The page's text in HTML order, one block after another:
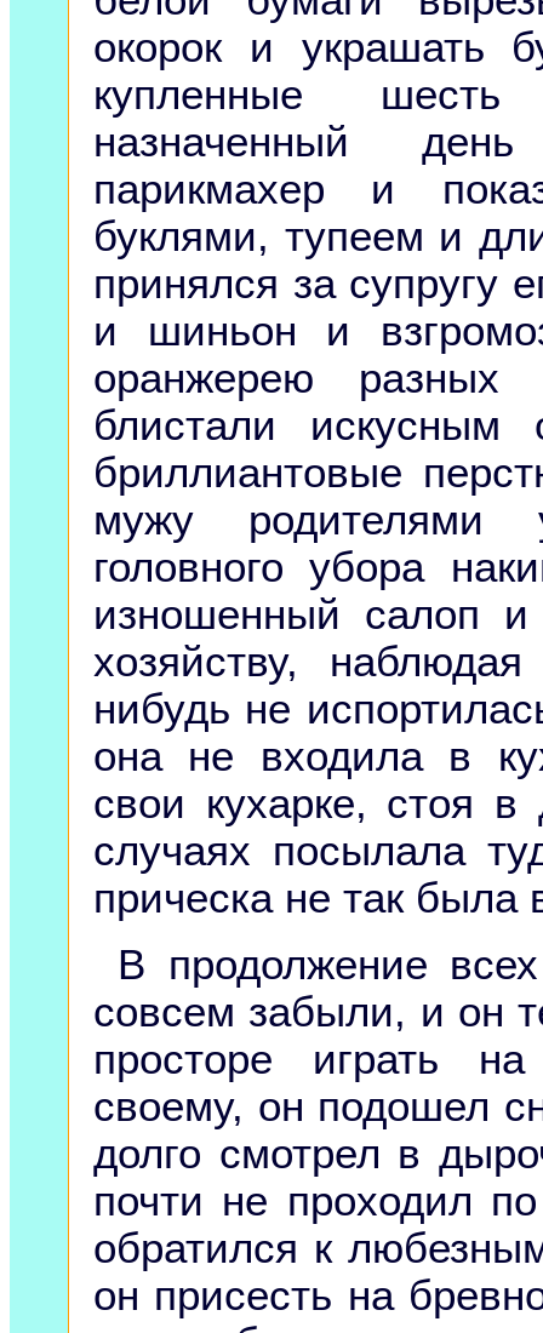
окорок и украшать
купленные
назначенный
парикмахер и
буклями, тупеем и
принялся за супругу
и шиньон и
оранжерею разных
блистали
бриллиантовые
мужу родителями
головного убора
изношенный салоп и
хозяйству,
нибудь не
она не входила в
свои кухарке, стоя
случаях посылала
прическа не так была
В продолжение
совсем забыли, и он
просторе играть
своему, он подошел
долго смотрел в
почти не проходил
обратился к
он присесть на